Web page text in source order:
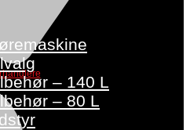
– 140 L
– 80 L